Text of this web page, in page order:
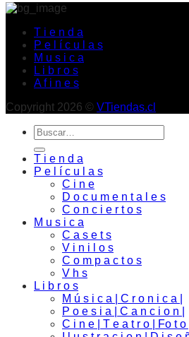
T i e n d a
P e l í c u l a s
M u s i c a
L i b r o s
A f i n e s
Copyright 2026 © VTiendas.cl
Buscar
por:
T i e n d a
P e l í c u l a s
C i n e
D o c u m e n t a l e s
C o n c i e r t o s
M u s i c a
C a s e t s
V i n i l o s
C o m p a c t o s
V h s
L i b r o s
M ú s i c a | C r o n i c a |
P o e s i a | C a n c i o n |
C i n e | T e a t r o | Fo t o